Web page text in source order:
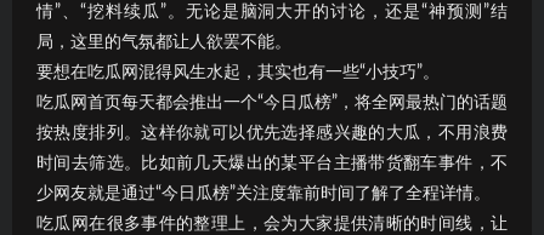
情”、“挖料续瓜”。无论是脑洞大开的讨论，还是“神预测”结
局，这里的气氛都让人欲罢不能。
要想在吃瓜网混得风生水起，其实也有一些“小技巧”。
吃瓜网首页每天都会推出一个“今日瓜榜”，将全网最热门的话题
按热度排列。这样你就可以优先选择感兴趣的大瓜，不用浪费
时间去筛选。比如前几天爆出的某平台主播带货翻车事件，不
少网友就是通过“今日瓜榜”关注度靠前时间了解了全程详情。
吃瓜网在很多事件的整理上，会为大家提供清晰的时间线，让